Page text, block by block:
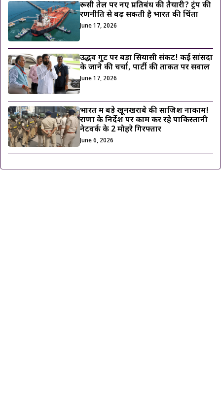
रूसी तेल पर नए प्रतिबंध की तैयारी? ट्रंप की
रणनीति से बढ़ सकती है भारत की चिंता
June 17, 2026
उद्धव गुट पर बड़ा सियासी संकट! कई सांसदों
के जाने की चर्चा, पार्टी की ताकत पर सवाल
June 17, 2026
भारत में बड़े खूनखराबे की साजिश नाकाम!
राणा के निर्देश पर काम कर रहे पाकिस्तानी
नेटवर्क के 2 मोहरे गिरफ्तार
June 6, 2026